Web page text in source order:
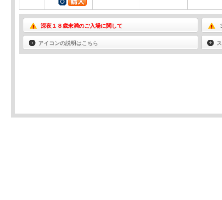
深夜１８歳未満のご入場に関して
アイコンの説明はこちら